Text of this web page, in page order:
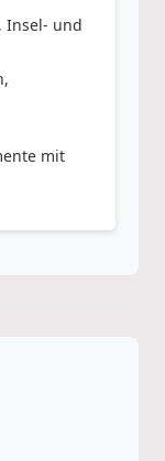
Insel- und
mit